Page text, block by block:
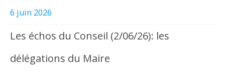
6 juin 2026
Les échos du Conseil (2/06/26): les
délégations du Maire